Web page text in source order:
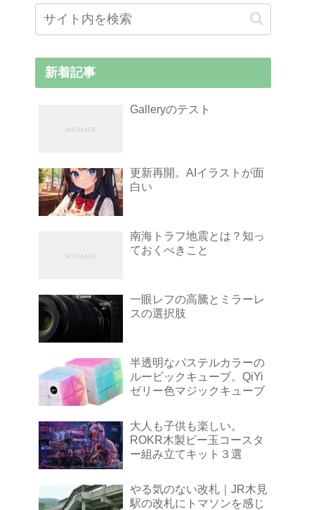
新着記事
Galleryのテスト
更新再開。AIイラストが面
白い
南海トラフ地震とは？知っ
ておくべきこと
一眼レフの高騰とミラーレ
スの選択肢
半透明なパステルカラーの
ルービックキューブ。QiYi
ゼリー色マジックキューブ
大人も子供も楽しい。
ROKR木製ビー玉コースタ
ー組み立てキット３選
やる気のない改札｜JR木見
駅の改札にトマソンを感じ